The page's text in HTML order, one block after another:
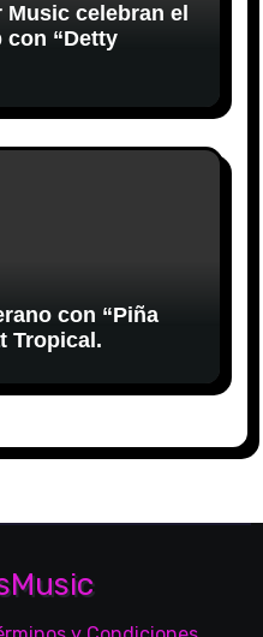
celebran el
“Detty
con “Piña
Tropical.